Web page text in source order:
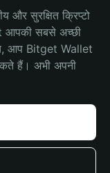
सुरक्षित क्रिप्टो
आपकी सबसे अच्छी
आप Bitget Wallet
हैं। अभी अपनी